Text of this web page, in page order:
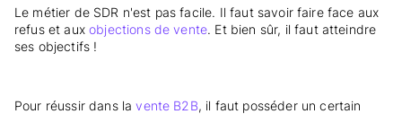
Le métier de SDR n'est pas facile. Il faut savoir faire face aux
refus et auxobjections de vente. Et bien sûr, il faut atteindre
ses objectifs !
Pour réussir dans lavente B2B, il faut posséder un certain